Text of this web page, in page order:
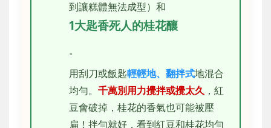
到讓糕體無法成型）和
1大匙香死人的桂花釀
。
用刮刀或飯匙輕輕地、翻拌式地混合
均勻。 千萬別用力攪拌或攪太久 ，紅
豆會破掉，桂花的香氣也可能被壓
扁！拌勻就好，看到紅豆和桂花均勻